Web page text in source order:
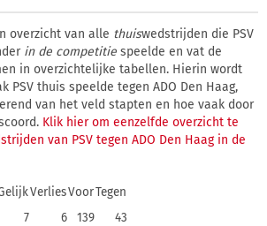
overzicht van alle thuiswedstrijden die PSV
in de competitie speelde en vat de
in overzichtelijke tabellen. Hierin wordt
PSV thuis speelde tegen ADO Den Haag,
van het veld stapten en hoe vaak door
Klik hier om eenzelfde overzicht te
van PSV tegen ADO Den Haag in de
VerliesVoorTegen
7 6 139
43